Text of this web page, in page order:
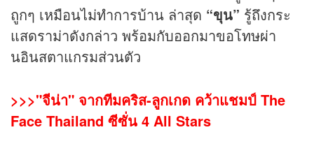
ถูกๆ เหมือนไม่ทำการบ้าน ล่าสุด “ขุน” รู้ถึงกระ
แสดราม่าดังกล่าว พร้อมกับออกมาขอโทษผ่า
นอินสตาแกรมส่วนตัว
>>>"จีน่า" จากทีมคริส-ลูกเกด คว้าแชมป์ The
Face Thailand ซีซั่น 4 All Stars